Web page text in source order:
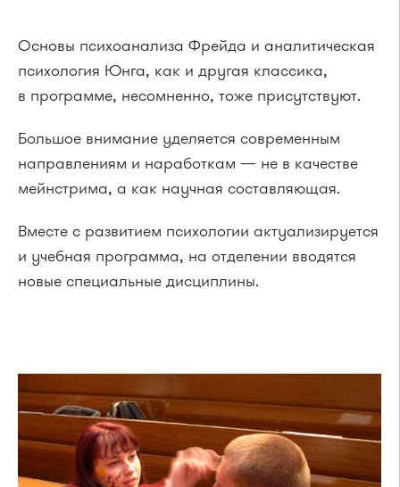
Основы психоанализа Фрейда и аналитическая
психология Юнга, как и другая классика,
в программе, несомненно, тоже присутствуют.
Большое внимание уделяется современным
направлениям и наработкам — не в качестве
мейнстрима, а как научная составляющая.
Вместе с развитием психологии актуализируется
и учебная программа, на отделении вводятся
новые специальные дисциплины.